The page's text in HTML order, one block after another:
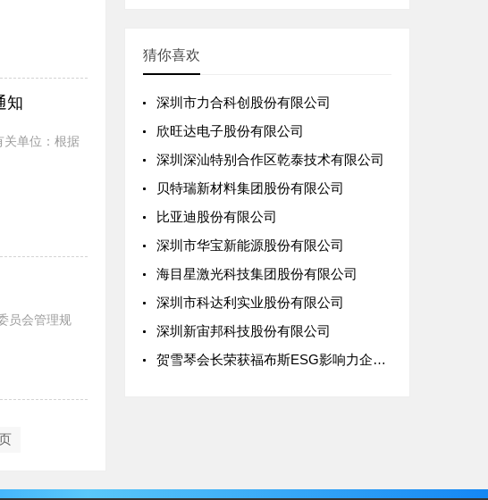
知
关单位：根据
员会管理规
猜你喜欢
深圳市力合科创股份有限公司
欣旺达电子股份有限公司
深圳深汕特别合作区乾泰技术有限公司
贝特瑞新材料集团股份有限公司
比亚迪股份有限公司
深圳市华宝新能源股份有限公司
海目星激光科技集团股份有限公司
深圳市科达利实业股份有限公司
深圳新宙邦科技股份有限公司
贺雪琴会长荣获福布斯ESG影响力企业人物，协会携手探讨绿色规则下出海新路径